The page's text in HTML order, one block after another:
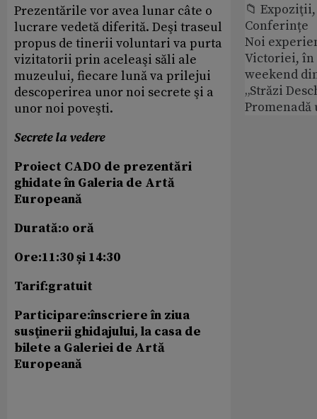
Prezentările vor avea lunar câte o
lucrare vedetă diferită. Deşi traseul
propus de tinerii voluntari va purta
vizitatorii prin aceleaşi săli ale
muzeului, fiecare lună va prilejui
descoperirea unor noi secrete şi a
unor noi poveşti.
Secrete la vedere
Proiect CADO de prezentări
ghidate în Galeria de Artă
Europeană
Durată:o oră
Ore:11:30 și 14:30
Tarif:gratuit
Participare:înscriere în ziua
susţinerii ghidajului, la casa de
bilete a Galeriei de Artă
Europeană
📁
Conferințe
Noi
Victoriei,
weekend
„Străzi
Promenadă